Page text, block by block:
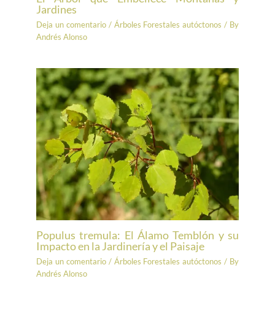
Jardines
Deja un comentario / Árboles Forestales autóctonos / By
Andrés Alonso
Populus tremula: El Álamo Temblón y su
Impacto en la Jardinería y el Paisaje
Deja un comentario / Árboles Forestales autóctonos / By
Andrés Alonso